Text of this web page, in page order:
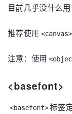
目前几乎没什么
推荐使用 <canvas>
注意：使用
<basefont>
<basefont> 标签